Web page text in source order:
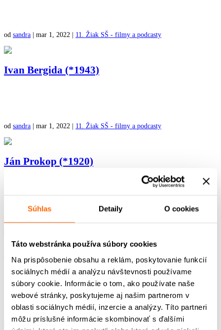
Súhlas Detaily O cookies
Táto webstránka používa súbory cookies
Na prispôsobenie obsahu a reklám, poskytovanie funkcií
sociálnych médií a analýzu návštevnosti používame
súbory cookie. Informácie o tom, ako používate naše
webové stránky, poskytujeme aj našim partnerom v
oblasti sociálnych médií, inzercie a analýzy. Títo partneri
môžu príslušné informácie skombinovať s ďalšími
od sandra | mar 1, 2022 | 11. Žiak SŠ - filmy a podcasty
Ivan Bergida (*1943)
od sandra | mar 1, 2022 | 11. Žiak SŠ - filmy a podcasty
Ján Prokop (*1920)
odsandra| mar 1, 2022| 11. Žiak SŠ - filmy a podcasty